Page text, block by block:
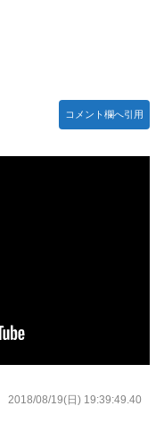
コメント欄へ引用
2018/08/19(日) 19:39:49.40